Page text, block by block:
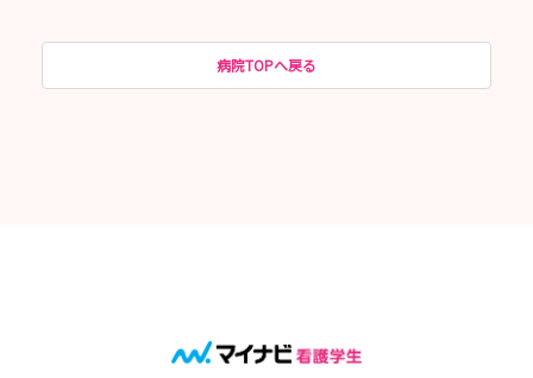
病院TOPへ戻る